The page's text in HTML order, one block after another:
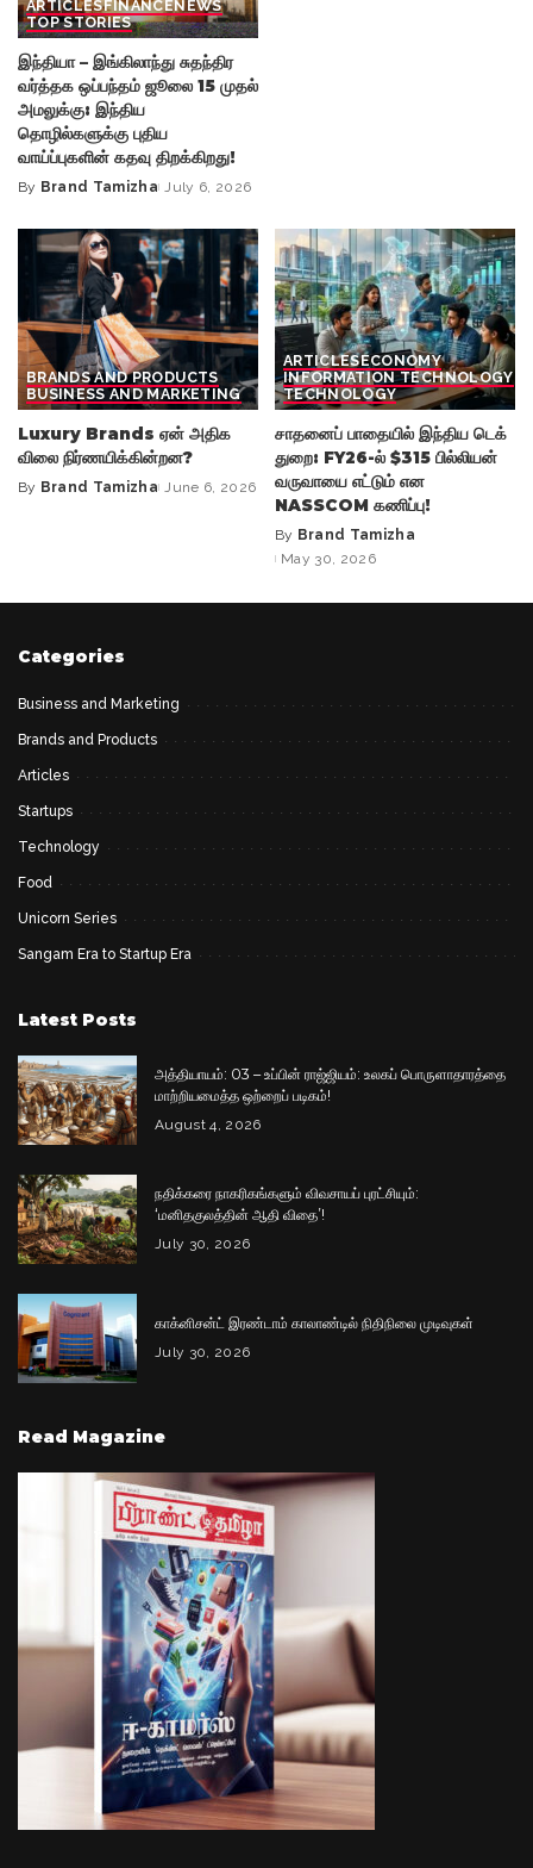
ARTICLESFINANCENEWS
TOP STORIES
இந்தியா – இங்கிலாந்து சுதந்திர
வர்த்தக ஒப்பந்தம் ஜூலை 15 முதல்
அமலுக்கு: இந்திய
தொழில்களுக்கு புதிய
வாய்ப்புகளின் கதவு திறக்கிறது!
Posted
By Brand Tamizha July 6, 2026
BRANDS AND PRODUCTS
BUSINESS AND MARKETING
Luxury Brands ஏன் அதிக
விலை நிர்ணயிக்கின்றன?
Posted
By Brand Tamizha June 6, 2026
ARTICLESECONOMY
INFORMATION TECHNOLOGY
TECHNOLOGY
சாதனைப் பாதையில் இந்திய டெக்
துறை: FY26-ல் $315 பில்லியன்
வருவாயை எட்டும் என
NASSCOM கணிப்பு!
Posted
by
By Brand Tamizha
May 30, 2026
Categories
Business and Marketing
Brands and Products
Articles
Startups
Technology
Food
Unicorn Series
Sangam Era to Startup Era
Latest Posts
அத்தியாயம்: 03 – உப்பின் ராஜ்ஜியம்: உலகப் பொருளாதாரத்தை
மாற்றியமைத்த ஒற்றைப் படிகம்!
August 4, 2026
நதிக்கரை நாகரிகங்களும் விவசாயப் புரட்சியும்:
‘மனிதகுலத்தின் ஆதி விதை’!
July 30, 2026
காக்னிசன்ட் இரண்டாம் காலாண்டில் நிதிநிலை முடிவுகள்
July 30, 2026
Read Magazine